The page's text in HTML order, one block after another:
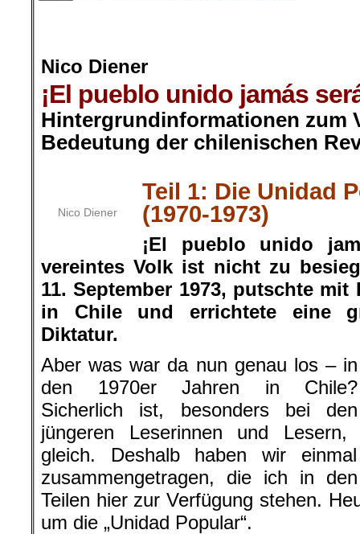
Nico Diener
¡El pueblo unido jamás
Hintergrundinformationen zum
Bedeutung der chilenischen
Nico Diener
Teil 1: Die Unidad
(1970-1973)
¡El pueblo unido
vereintes Volk ist nicht zu
11. September 1973, putschte
in Chile und errichtete eine
Diktatur.
Aber was war da nun genau los – in
den 1970er Jahren in Chile?
Sicherlich ist, besonders bei den
jüngeren Leserinnen und
gleich. Deshalb haben wir
zusammengetragen, die ich in
Teilen hier zur Verfügung stehen.
um die „Unidad Popular“.